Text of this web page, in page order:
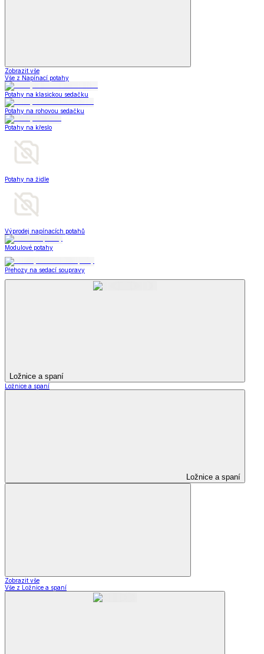
Zobrazit vše
Vše z Napínací potahy
Potahy na klasickou sedačku
Potahy na rohovou sedačku
Potahy na křeslo
Potahy na židle
Výprodej napínacích potahů
Modulové potahy
Přehozy na sedací soupravy
Ložnice a spaní
Ložnice a spaní
Ložnice a spaní
Zobrazit vše
Vše z Ložnice a spaní